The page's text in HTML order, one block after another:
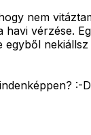
nem
vérzése.
:-